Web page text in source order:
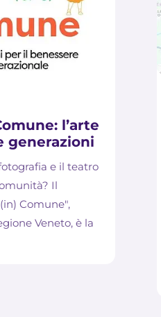
l’arte
generazioni
e il teatro
Il
Comune",
Veneto, è la